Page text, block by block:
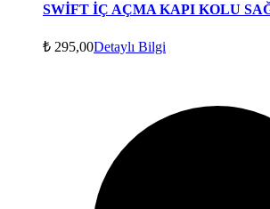
SWİFT İÇ AÇMA KAPI KOLU
₺ 295,00Detaylı Bilgi